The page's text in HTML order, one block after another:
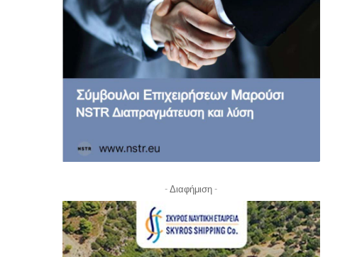
- Διαφήμιση -